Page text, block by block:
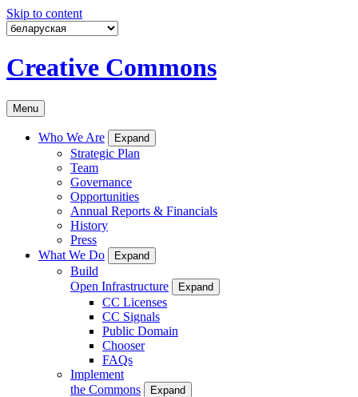
Skip to content
Creative Commons
Menu
Who We Are Expand
Strategic Plan
Team
Governance
Opportunities
Annual Reports & Financials
History
Press
What We Do
Expand
Build
Open Infrastructure
Expand
CC Licenses
CC Signals
Public Domain
Chooser
FAQs
Implement
the Commons
Expand